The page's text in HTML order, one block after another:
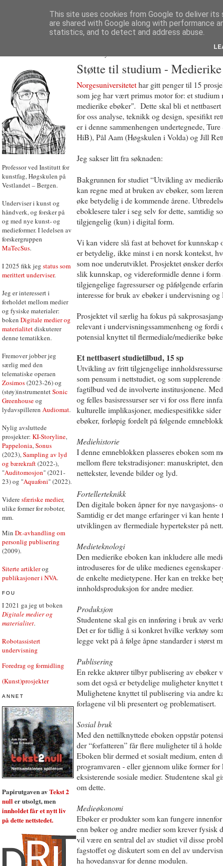
Professor ved Institutt for
kunstfag, Høgskulen på
Vestlandet – Bergen.
Underviser i kunst og
håndverk, og forsker på
og med nye kunst- og
medieformer. I ledelsen av
forskergruppen
MaTecSus.
I 2025 fikk jeg status som
merittert underviser.
Jeg er interessert i
forholdet mellom medier
og fysiske materialer:
boken Digitale medier og
materialitetdiskuterer
denne tematikken.
Fremover jobber jeg
særlig med den
telematiske operaen
Zosimos(2023-26) og
(støy)instrumentetSonic
Greenhouseog
lydavspilleren Audiomat.
Nylig avsluttede
prosjekter: KI-Storyline,
Pappelonia,Sonus
(2023),Sampling av lyd
og bærekraft(2022-),
"Auditomosjon" (2021-
23) og "Aquafoni" (2022).
Videresfæriske medier,
ulike former for roboter,
mm.
Min Dr.-avhandling om
personlig publisering
(2009).
Siterte artiklerog
publikasjoner i NVA.
FOU
I 2021 ga jeg ut boken
Digitale medier og
materialitet.
Robotassistert
undervisning
Foredrag og formidling
(Kunst)prosjekter
ANNET
Papirutgaven av Tekst 2
nuller utsolgt, men
innholdet får et nytt liv
på dette nettstedet.
Støtte til studium -
Norgesuniversitetethar gitt penger til 15
som jeg har vært primus motor for: et
medierike ebøker". Dette skal bli et
for oss analyse, teknikk og design, spesifikt
er i denne sammenhengen undertegnede,
HiB), Pål Aam (Høgskulen i Volda) og Jill
Jeg sakser litt fra søknaden:
Bakgrunnen for studiet “Utvikling av
kan regne med at bruken av ebøker, som
øke betydelig i de kommende årene.
eboklesere taler i seg selv for dette, samtidig
tilgjengelig (kun) i digital form.
Vi kan videre slå fast at behovet for
er betydelig, ikke minst i en norsk kontekst,
som noe underutviklet. Prosjektet ønsker
slik kunnskap, og videreformidle denne i
tilgjengelige fagressurser og påfølgende
interesse for bruk av ebøker i undervisning
Prosjektet vil særlig ha fokus på
relevant i undervisningssammenheng og fordi
potensial knyttet til flermediale/medierike
Et nettbasert studietilbud, 15 sp
Utvikling av fritt tilgjengelige
som pensum i nettstudiet, og som
fagtilbud ved de involverte institusjonene.
og felles basisressurser ser vi for oss flere
kulturelle implikasjoner, mediespesifikke
ebøker, forløpig fordelt på følgende
Mediehistorie
I denne emneblokken plasseres eboken som
mellom flere tekstradisjoner: manuskriptet,
nettekster, levende bilder og lyd.
Fortellerteknikk
Den digitale boken åpner for nye navgasjons-
Samtidig er det mange erfaringer vi kan hente
utviklingen av flermediale hypertekster på nett.
Medieteknologi
Den medierike eboken kan inkludere alle
introduseres for de ulike medienes
de enkelte medietypene. Her kan en trekke
innholdsproduksjon for andre medier.
Produksjon
Studentene skal gis en innføring i bruk av
Det er for tidlig å si konkret hvilke verktøy
legge vekt på å følge åpne standarder i størst
Publisering
En rekke aktører tilbyr publisering av ebøker
som det også er betydelige muligheter knyttet
Mulighetene knyttet til publisering via andre
forlagene vil bli presentert og problematisert.
Sosial bruk
Med den nettilknyttede eboken oppstår
der “forfatteren” får flere muligheter til å
Eboken blir dermed et sosialt medium, enten
programvaren - eller gjennom ulike former
eksisterende sosiale medier. Studentene skal
om dette.
Medieøkonomi
Ebøker er produkter som kan fungere
enn bøker og andre medier som krever fysisk
vil være en sentral del av studiet vil disse
fagstoffet og diskutert som en del av
ha hovedansvar for denne modulen.
This site uses cookies from Google to deliver its
are shared with Google along with performance
statistics, and to detect and address abuse.